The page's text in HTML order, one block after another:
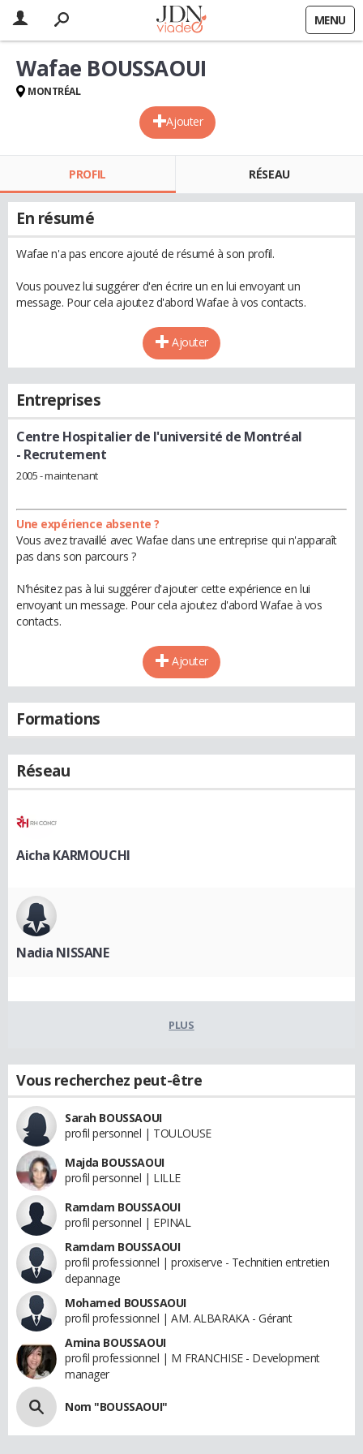
MENU
Ajouter
Wafae BOUSSAOUI
MONTRÉAL
PROFIL RÉSEAU
En résumé
Wafae n'a pas encore ajouté de résumé à son profil.
Vous pouvez lui suggérer d'en écrire un en lui envoyant un
message. Pour cela ajoutez d'abord Wafae à vos contacts.
Ajouter
Entreprises
Centre Hospitalier de l'université de Montréal
- Recrutement
2005 - maintenant
Une expérience absente ?
Vous avez travaillé avec Wafae dans une entreprise qui n'apparaît
pas dans son parcours ?
N'hésitez pas à lui suggérer d'ajouter cette expérience en lui
envoyant un message. Pour cela ajoutez d'abord Wafae à vos
contacts.
Ajouter
Formations
Réseau
Aicha KARMOUCHI
Nadia NISSANE
PLUS
Vous recherchez peut-être
Sarah BOUSSAOUI
profil personnel | TOULOUSE
Majda BOUSSAOUI
profil personnel | LILLE
Ramdam BOUSSAOUI
profil personnel | EPINAL
Ramdam BOUSSAOUI
profil professionnel | proxiserve - Technitien entretien
depannage
Mohamed BOUSSAOUI
profil professionnel | AM. ALBARAKA - Gérant
Amina BOUSSAOUI
profil professionnel | M FRANCHISE - Development
manager
Nom "BOUSSAOUI"